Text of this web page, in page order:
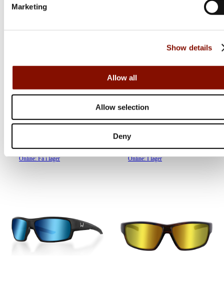
Marketing
Show details
Allow all
Allow selection
Deny
Online: Få i lager
W6 Street | Matte Black
Lb Rose Ar Purple
Online: I lager